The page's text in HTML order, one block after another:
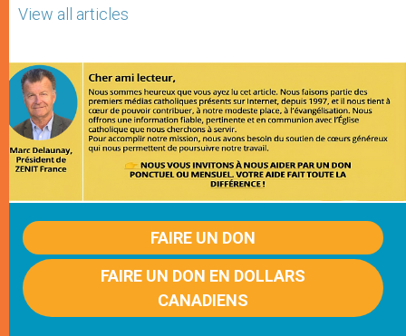
View all articles
FAIRE UN DON
FAIRE UN DON EN DOLLARS
CANADIENS